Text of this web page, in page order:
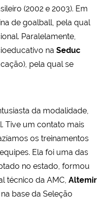
(2002 e 2003). Em
de goalball, pela qual
Paralelamente,
na Seduc
pela qual se
da modalidade,
Tive um contato mais
os treinamentos
Ela foi uma das
no estado, formou
técnico da AMC, Altemir
base da Seleção